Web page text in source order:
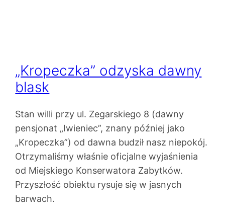
„Kropeczka” odzyska dawny
blask
Stan willi przy ul. Zegarskiego 8 (dawny
pensjonat „Iwieniec”, znany później jako
„Kropeczka”) od dawna budził nasz niepokój.
Otrzymaliśmy właśnie oficjalne wyjaśnienia
od Miejskiego Konserwatora Zabytków.
Przyszłość obiektu rysuje się w jasnych
barwach.